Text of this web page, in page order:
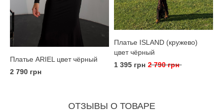
Платье ARIEL цвет чёрный
2 790 грн
Платье ISLAND (кружево)
цвет чёрный
1 395 грн 2 790 грн
ОТЗЫВЫ О ТОВАРЕ